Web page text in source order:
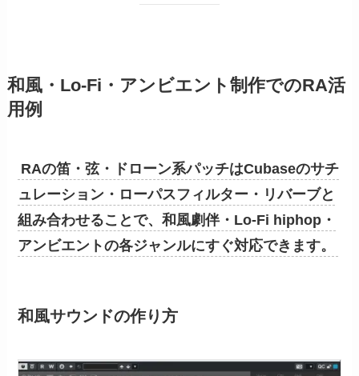
和風・Lo-Fi・アンビエント制作でのRA活
用例
RAの笛・弦・ドローン系パッチはCubaseのサチ
ュレーション・ローパスフィルター・リバーブと
組み合わせることで、和風劇伴・Lo-Fi hiphop・
アンビエントの各ジャンルにすぐ対応できます。
和風サウンドの作り方